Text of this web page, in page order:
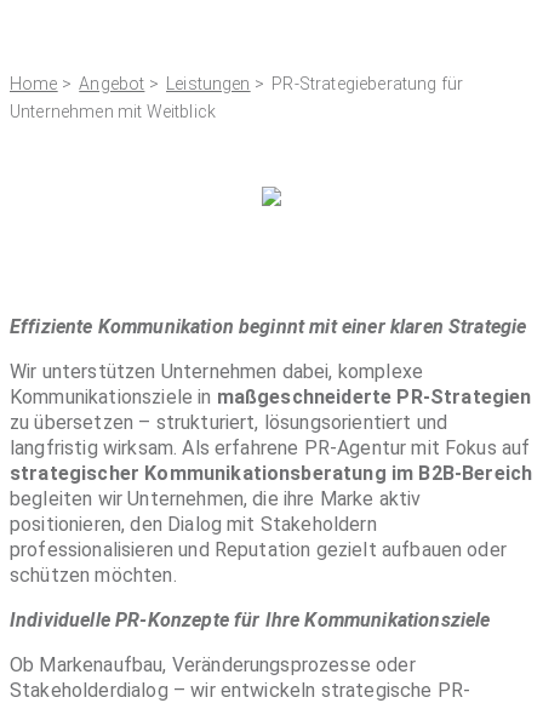
Home >Angebot > Leistungen > PR-Strategieberatung für
Unternehmen mit Weitblick
Effiziente Kommunikation beginnt mit einer klaren Strategie
Wir unterstützen Unternehmen dabei, komplexe
Kommunikationsziele in maßgeschneiderte PR-Strategien
zu übersetzen – strukturiert, lösungsorientiert und
langfristig wirksam. Als erfahrene PR-Agentur mit Fokus auf
strategischer Kommunikationsberatung im B2B-Bereich
begleiten wir Unternehmen, die ihre Marke aktiv
positionieren, den Dialog mit Stakeholdern
professionalisieren und Reputation gezielt aufbauen oder
schützen möchten.
Individuelle PR-Konzepte für Ihre Kommunikationsziele
Ob Markenaufbau, Veränderungsprozesse oder
Stakeholderdialog – wir entwickeln strategische PR-